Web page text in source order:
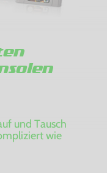
und Tausch
wie